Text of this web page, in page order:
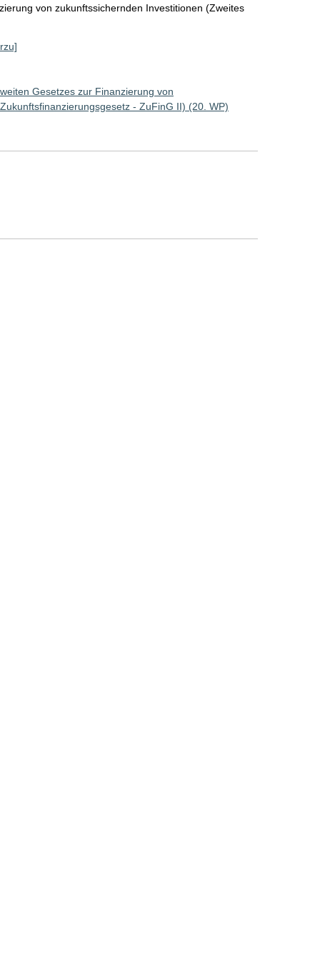
von zukunftssichernden Investitionen (Zweites
Gesetzes zur Finanzierung von
- ZuFinG II) (20. WP)